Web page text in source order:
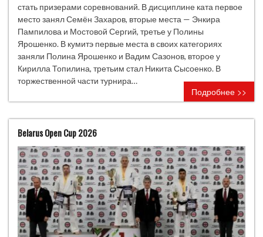
стать призерами соревнований. В дисциплине ката первое
место занял Семён Захаров, вторые места — Энкира
Пампилова и Мостовой Сергий, третье у Полины
Ярошенко. В кумитэ первые места в своих категориях
заняли Полина Ярошенко и Вадим Сазонов, второе у
Кирилла Топилина, третьим стал Никита Сысоенко. В
торжественной части турнира…
Подробнее >>
Belarus Open Cup 2026